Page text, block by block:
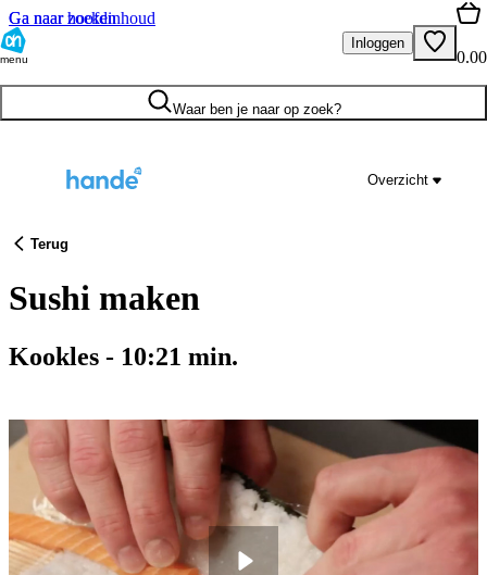
Ga naar hoofdinhoud
Ga naar zoeken
menu
Inloggen
0.00
Waar ben je naar op zoek?
Overzicht
Terug
Sushi maken
Kookles - 10:21 min.